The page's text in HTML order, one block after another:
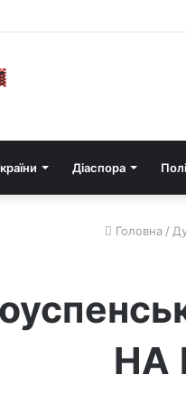
Діаспора
Головна /
НА